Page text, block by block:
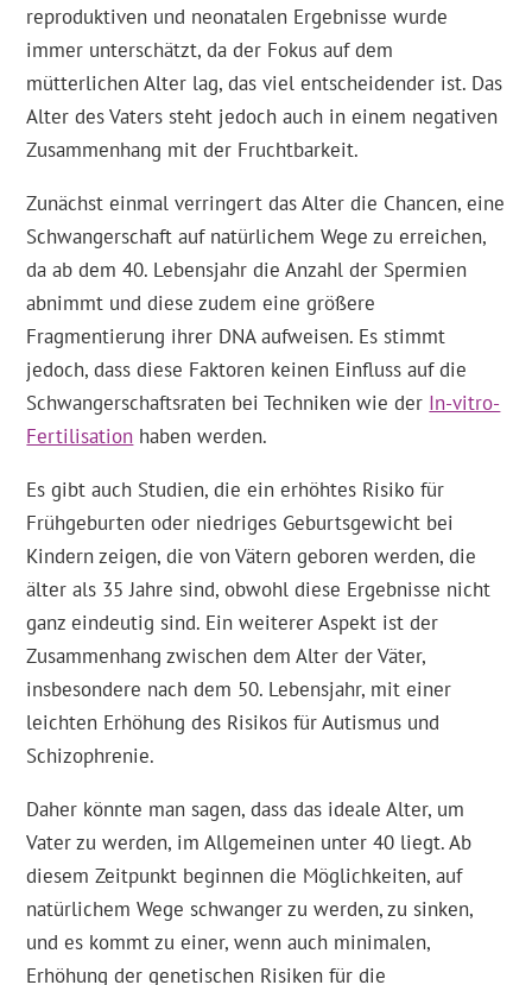
reproduktiven und neonatalen Ergebnisse wurde
immer unterschätzt, da der Fokus auf dem
mütterlichen Alter lag, das viel entscheidender ist. Das
Alter des Vaters steht jedoch auch in einem negativen
Zusammenhang mit der Fruchtbarkeit.
Zunächst einmal verringert das Alter die Chancen, eine
Schwangerschaft auf natürlichem Wege zu erreichen,
da ab dem 40. Lebensjahr die Anzahl der Spermien
abnimmt und diese zudem eine größere
Fragmentierung ihrer DNA aufweisen. Es stimmt
jedoch, dass diese Faktoren keinen Einfluss auf die
Schwangerschaftsraten bei Techniken wie der In-vitro-
Fertilisation haben werden.
Es gibt auch Studien, die ein erhöhtes Risiko für
Frühgeburten oder niedriges Geburtsgewicht bei
Kindern zeigen, die von Vätern geboren werden, die
älter als 35 Jahre sind, obwohl diese Ergebnisse nicht
ganz eindeutig sind. Ein weiterer Aspekt ist der
Zusammenhang zwischen dem Alter der Väter,
insbesondere nach dem 50. Lebensjahr, mit einer
leichten Erhöhung des Risikos für Autismus und
Schizophrenie.
Daher könnte man sagen, dass das ideale Alter, um
Vater zu werden, im Allgemeinen unter 40 liegt. Ab
diesem Zeitpunkt beginnen die Möglichkeiten, auf
natürlichem Wege schwanger zu werden, zu sinken,
und es kommt zu einer, wenn auch minimalen,
Erhöhung der genetischen Risiken für die